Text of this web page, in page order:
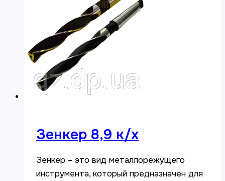
Зенкер 8,9 к/х
Зенкер – это вид металлорежущего
инструмента, который предназначен для